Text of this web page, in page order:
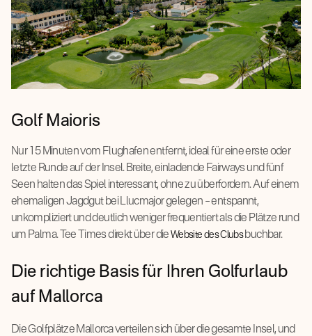
Golf Maioris
Nur 15 Minuten vom Flughafen entfernt, ideal für eine erste oder
letzte Runde auf der Insel. Breite, einladende Fairways und fünf
Seen halten das Spiel interessant, ohne zu überfordern. Auf einem
ehemaligen Jagdgut bei Llucmajor gelegen – entspannt,
unkompliziert und deutlich weniger frequentiert als die Plätze rund
um Palma. Tee Times direkt über die Website des Clubsbuchbar.
Die richtige Basis für Ihren Golfurlaub
auf Mallorca
Die Golfplätze Mallorca verteilen sich über die gesamte Insel, und